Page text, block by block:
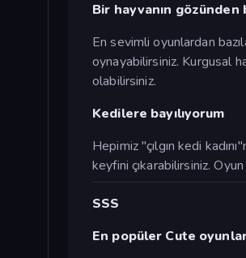
Bir hayvanın gözünden
En sevimli oyunlardan
oynayabilirsiniz. Kurgusal
olabilirsiniz.
Kedilere bayılıyorum
Hepimiz "çılgın kedi
keyfini çıkarabilirsiniz.
SSS
En popüler Cute